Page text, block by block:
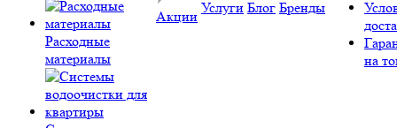
Расходные
материалы
Акции
Услуги Блог Бренды
на